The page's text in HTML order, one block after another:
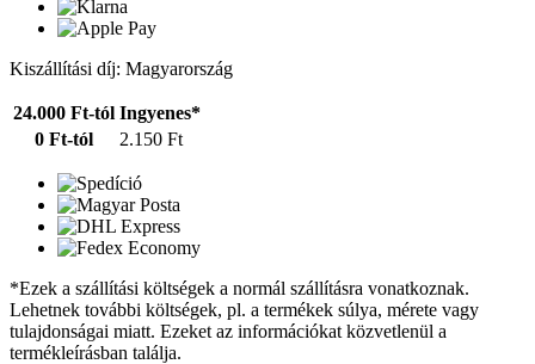
Kiszállítási díj: Magyarország
24.000 Ft-tól Ingyenes*
0 Ft-tól
2.150 Ft
*Ezek a szállítási költségek a normál szállításra vonatkoznak.
Lehetnek további költségek, pl. a termékek súlya, mérete vagy
tulajdonságai miatt. Ezeket az információkat közvetlenül a
termékleírásban találja.